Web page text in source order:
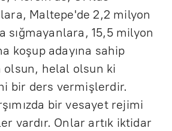
Maltepe'de 2,2 milyon
sığmayanlara, 15,5 milyon
koşup adayına sahip
olsun, helal olsun ki
bir ders vermişlerdir.
bir vesayet rejimi
vardır. Onlar artık iktidar